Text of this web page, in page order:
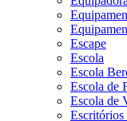
Escape
Escola
Escola
Escola de
Escola de
Escritórios